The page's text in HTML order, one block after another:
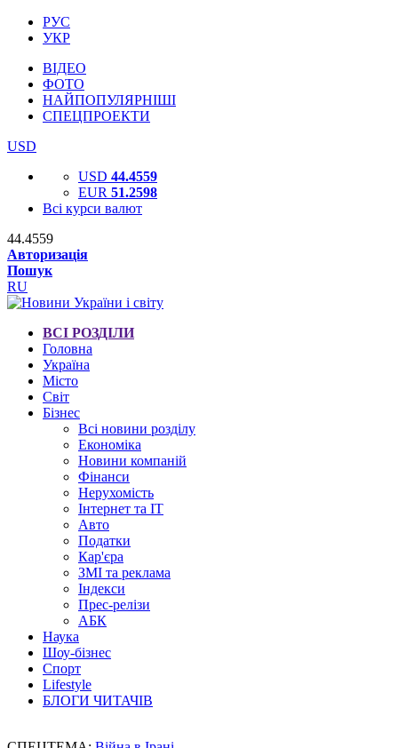
РУС
УКР
ВІДЕО
ФОТО
НАЙПОПУЛЯРНІШІ
СПЕЦПРОЕКТИ
USD
USD 44.4559
EUR 51.2598
Всі курси валют
44.4559
Авторизація
Пошук
RU
ВСІ РОЗДІЛИ
Головна
Україна
Місто
Світ
Бізнес
Всі новини розділу
Економіка
Новини компаній
Фінанси
Нерухомість
Інтернет та IT
Авто
Податки
Кар'єра
ЗМІ та реклама
Індекси
Прес-релізи
АБК
Наука
Шоу-бізнес
Спорт
Lifestyle
БЛОГИ ЧИТАЧІВ